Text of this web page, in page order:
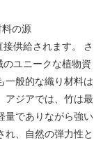
の源
供給されます。 さ
ユニークな植物資
一般的な織り材料は
アジアでは、竹は最
量でありながら強い
れ、自然の弾力性と